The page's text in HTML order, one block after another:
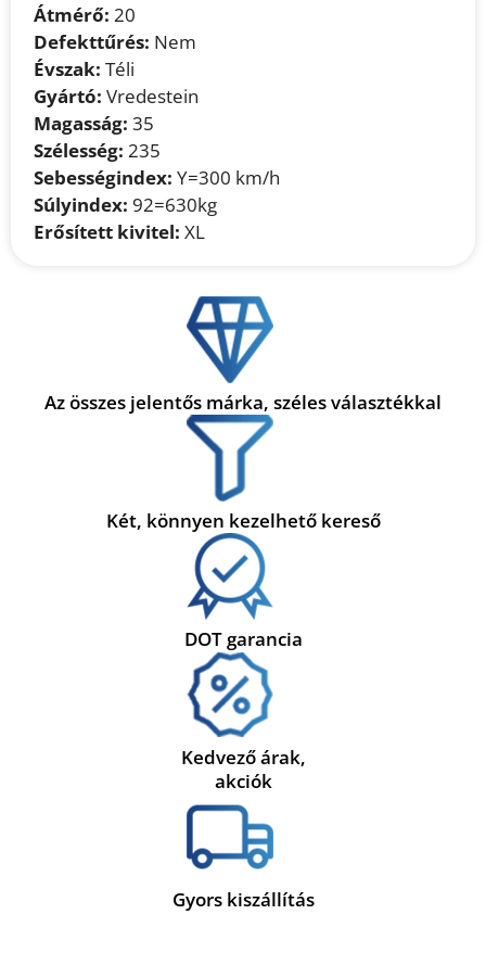
Átmérő: 20
Defekttűrés: Nem
Évszak: Téli
Gyártó: Vredestein
Magasság: 35
Szélesség: 235
Sebességindex: Y=300 km/h
Súlyindex: 92=630kg
Erősített kivitel: XL
Az összes jelentős márka, széles választékkal
Két, könnyen kezelhető kereső
DOT garancia
Kedvező árak,
akciók
Gyors kiszállítás